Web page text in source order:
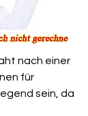
nach einer
für
sein, da